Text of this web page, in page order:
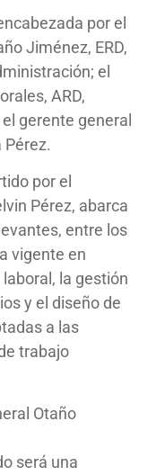
por el
Jiménez, ERD,
el
ARD,
gerente general
Pérez.
por el
Pérez, abarca
entre los
vigente en
la gestión
y el diseño de
a las
trabajo
Otaño
será una